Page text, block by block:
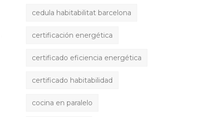
cedula habitabilitat barcelona
certificación energética
certificado eficiencia energética
certificado habitabilidad
cocina en paralelo